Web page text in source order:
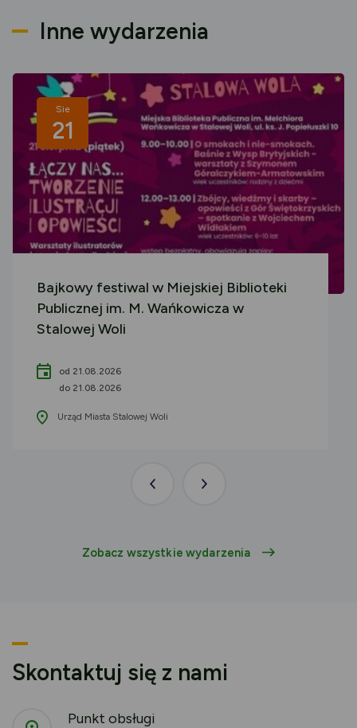
Inne wydarzenia
Sie
21
Bajkowy festiwal w Miejskiej Biblioteki
Publicznej im. M. Wańkowicza w
Stalowej Woli
od 21.08.2026
do 21.08.2026
Urząd Miasta Stalowej Woli
PoprzedniaNastępna
Zobacz wszystkie wydarzenia
Skontaktuj się z nami
Punkt obsługi